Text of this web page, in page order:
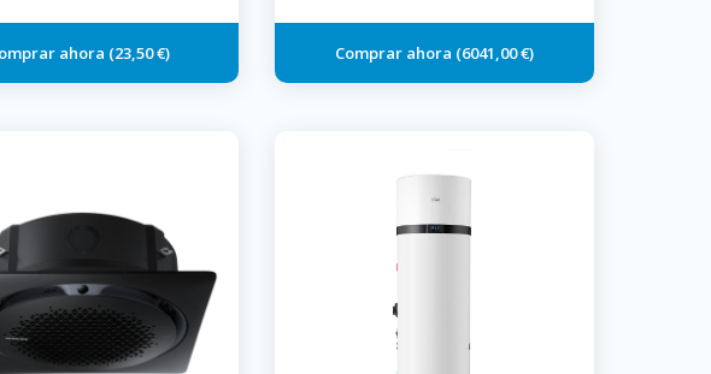
23,50 € 6041,00 €